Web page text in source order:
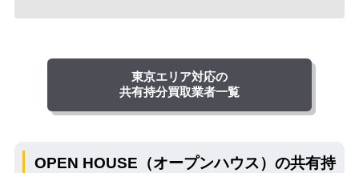
東京エリア対応の
共有持分買取業者一覧
OPEN HOUSE（オープンハウス）の共有持